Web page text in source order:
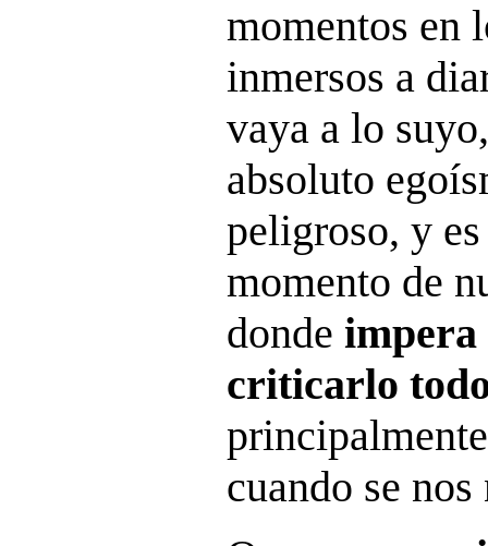
momentos en
inmersos a
vaya a lo
absoluto
peligroso, y
momento de
donde impera
criticarlo
cuando se nos